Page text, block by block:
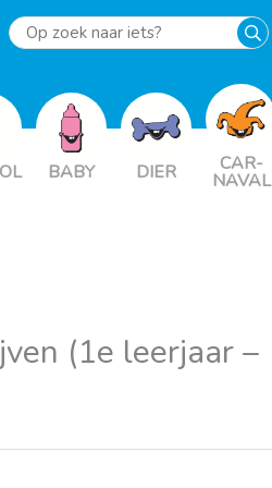
Op
iets?
BABY DIER CAR-
NAVAL
(1e leerjaar –